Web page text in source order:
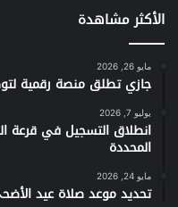
الأكثر مشاهدة
مايو 26, 2026
جازي تطلق منصة رقمية
يوليو 7, 2026
المحددة
مايو 24, 2026
تحديد موعد صلاة عيد